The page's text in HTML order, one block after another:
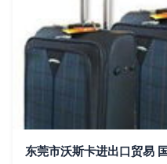
东莞市沃斯卡进出口贸易